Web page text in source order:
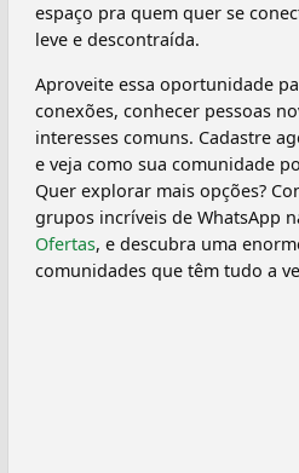
espaço pra quem quer se
leve e descontraída.
Aproveite essa oportunidade
conexões, conhecer pessoas
interesses comuns. Cadastre
e veja como sua comunidade
Quer explorar mais opções?
grupos incríveis de WhatsApp
Ofertas, e descubra uma
comunidades que têm tudo a